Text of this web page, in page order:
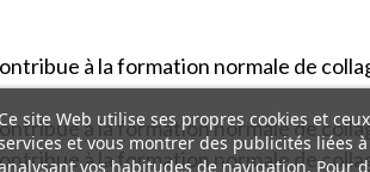
à la formation normale de
à la formation normale de
à la formation normale de
Ce site Web utilise ses propres cookies et
et vous montrer des publicités liées
vos habitudes de navigation. Pour